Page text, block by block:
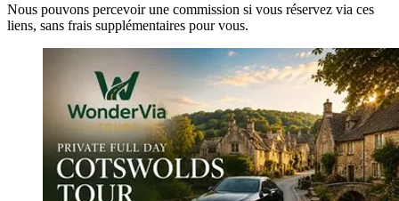
Nous pouvons percevoir une commission si vous réservez via ces
liens, sans frais supplémentaires pour vous.